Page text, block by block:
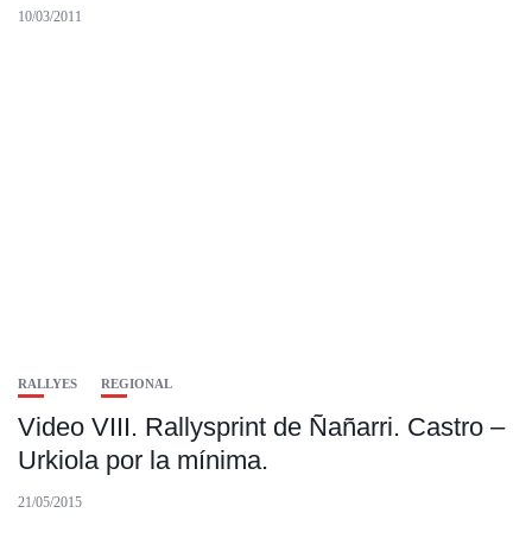
10/03/2011
RALLYES REGIONAL
Video VIII. Rallysprint de Ñañarri. Castro –
Urkiola por la mínima.
21/05/2015